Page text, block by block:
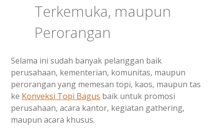
Terkemuka, maupun
Perorangan
Selama ini sudah banyak pelanggan baik
perusahaan, kementerian, komunitas, maupun
perorangan yang memesan topi, kaos, maupun tas
ke Konveksi Topi Bagus baik untuk promosi
perusahaan, acara kantor, kegiatan gathering,
maupun acara khusus.